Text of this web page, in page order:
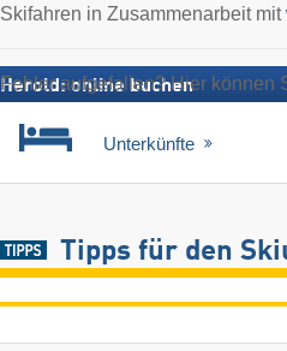
Skifahren in Zusammenarbeit mit
Fehler aufgefallen? Hier können
Herold: online buchen
Unterkünfte
Tipps für den